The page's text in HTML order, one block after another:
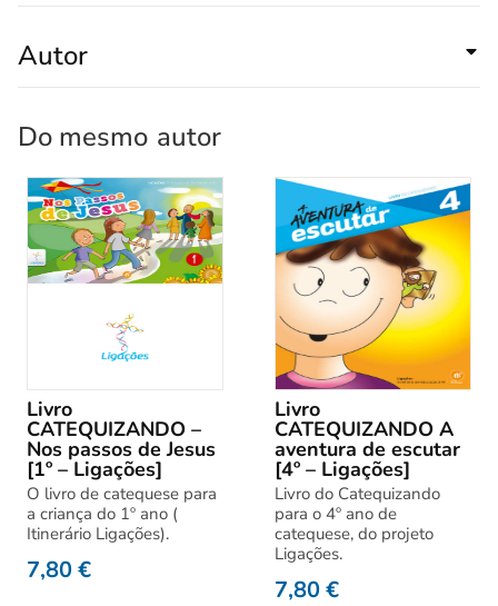
Autor
Do mesmo autor
Livro
CATEQUIZANDO –
Nos passos de Jesus
[1º – Ligações]
O livro de catequese para
a criança do 1º ano (
Itinerário Ligações).
7,80€
Livro
CATEQUIZANDO A
aventura de escutar
[4º – Ligações]
Livro do Catequizando
para o 4º ano de
catequese, do projeto
Ligações.
7,80€